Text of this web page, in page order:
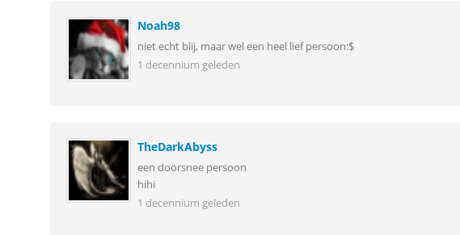
Noah98
niet echt blij, maar wel een heel lief persoon:$
1 decennium geleden
TheDarkAbyss
een doorsnee persoon
hihi
1 decennium geleden